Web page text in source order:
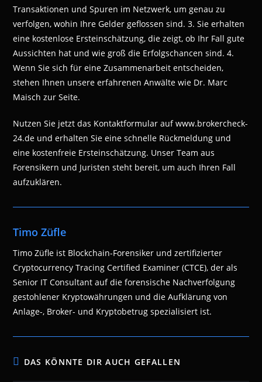
Transaktionen und Spuren im Netzwerk, um genau zu
verfolgen, wohin Ihre Gelder geflossen sind. 3. Sie erhalten
eine kostenlose Ersteinschätzung, die zeigt, ob Ihr Fall gute
Aussichten hat und wie groß die Erfolgschancen sind. 4.
Wenn Sie sich für eine Zusammenarbeit entscheiden,
stehen Ihnen unsere erfahrenen Anwälte wie Dr. Marc
Maisch zur Seite.
Nutzen Sie jetzt das Kontaktformular auf www.brokercheck-
24.de und erhalten Sie eine schnelle Rückmeldung und
eine kostenfreie Ersteinschätzung. Unser Team aus
Forensikern und Juristen steht bereit, um auch Ihren Fall
aufzuklären.
Timo Züfle
Timo Züfle ist Blockchain-Forensiker und zertifizierter
Cryptocurrency Tracing Certified Examiner (CTCE), der als
Senior IT Consultant auf die forensische Nachverfolgung
gestohlener Kryptowährungen und die Aufklärung von
Anlage-, Broker- und Kryptobetrug spezialisiert ist.
DAS KÖNNTE DIR AUCH GEFALLEN